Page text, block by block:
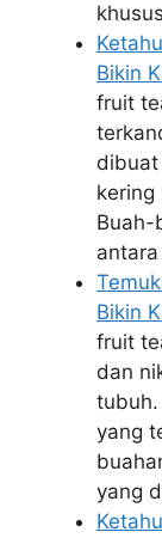
Bikin
fruit
kering
Buah-
Bikin
fruit
dan
tubuh.
yang
yang